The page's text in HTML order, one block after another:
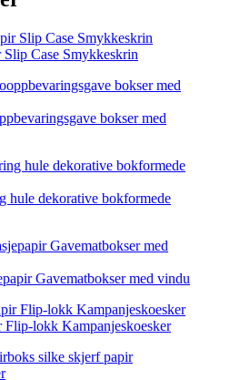
Slip Case Smykkeskrin
bokser med
hule dekorative bokformede
Gavematbokser med vindu
Flip-lokk Kampanjeskoesker